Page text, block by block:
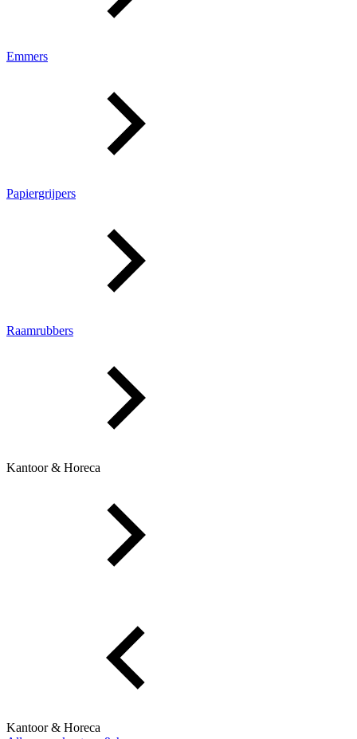
Emmers
Papiergrijpers
Raamrubbers
Kantoor & Horeca
Kantoor & Horeca